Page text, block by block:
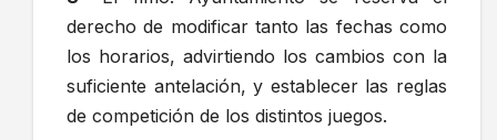
derecho de modificar tanto las fechas como
los horarios, advirtiendo los cambios con la
suficiente antelación, y establecer las reglas
de competición de los distintos juegos.